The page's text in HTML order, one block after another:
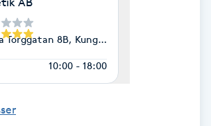
Torggatan 8B, Kungsbacka
10:00 - 18:00